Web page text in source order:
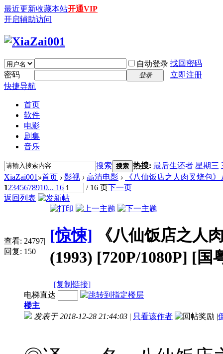
最近更新收藏本站开通VIP
开启辅助访问
自动登录 找回密码
密码
登录
立即注册
快捷导航
首页
软件
电影
剧集
音乐
搜索 搜索 热搜: 最后生还者 星期三
XiaZai001 »首页 › 影视 › 高清电影 ›
《八仙饭店之人肉叉烧包
12345678910... 16 / 16 页下一页
返回列表
查看: 24797|
回复: 150
[惊悚]
《八仙饭店之人
(1993) [720P/1080P] [
[复制链接]
电梯直达
楼主
发表于 2018-12-28 21:44:03 | 只看该作者 |